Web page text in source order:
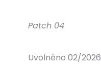
Patch 04
Uvolněno 02/2026